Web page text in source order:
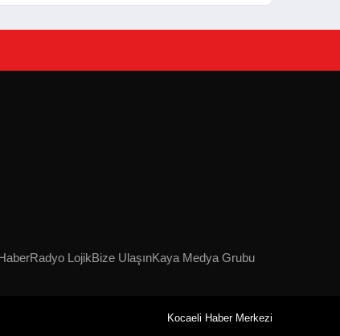
Radyo LojikBize UlaşınKaya Medya Grubu
Kocaeli Haber Merkezi